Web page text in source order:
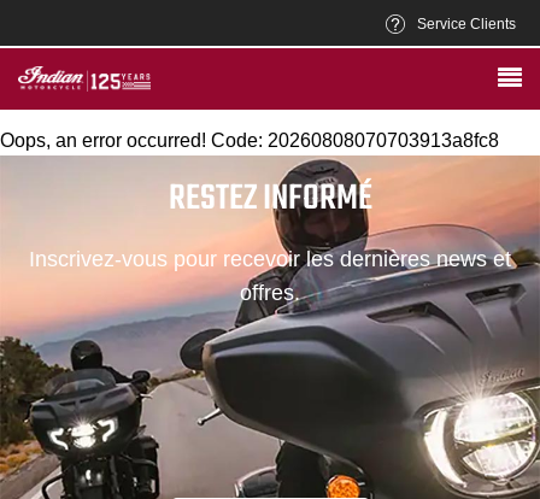
Service Clients
Oops, an error occurred! Code: 20260808070703913a8fc8
RESTEZ INFORMÉ
Inscrivez-vous pour recevoir les dernières news et
offres.